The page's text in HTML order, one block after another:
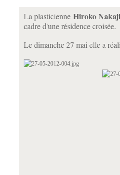
La plasticienne Hiroko
cadre d'une résidence croisée.
Le dimanche 27 mai elle a